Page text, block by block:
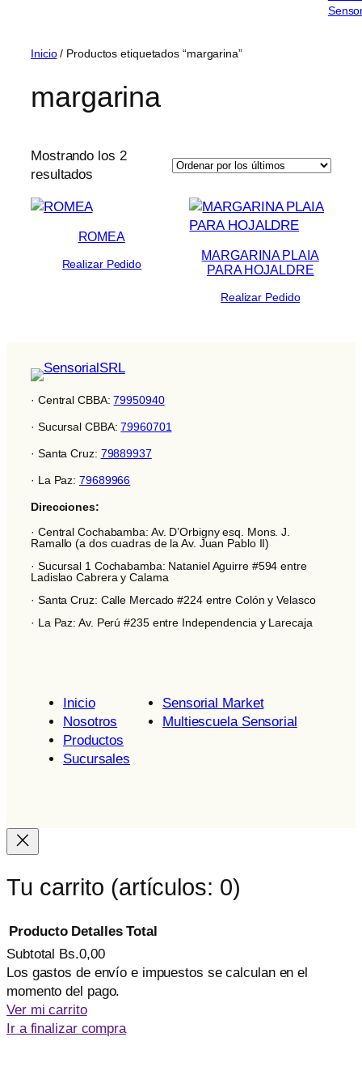
Inicio/ Productos etiquetados “margarina”
margarina
Mostrando los 2
resultados
los
últimos
ROMEA
Realizar Pedido
MARGARINA PLAIA
PARA HOJALDRE
Realizar Pedido
· Central CBBA:79950940
· Sucursal CBBA:79960701
· Santa Cruz: 79889937
· La Paz:79689966
Direcciones:
· Central Cochabamba: Av. D’Orbigny esq. Mons. J.
Ramallo (a dos cuadras de la Av. Juan Pablo II)
· Sucursal 1 Cochabamba: Nataniel Aguirre #594 entre
Ladislao Cabrera y Calama
· Santa Cruz: Calle Mercado #224 entre Colón y Velasco
· La Paz: Av. Perú #235 entre Independencia y Larecaja
Inicio
Nosotros
Productos
Sucursales
Sensorial Market
Multiescuela Sensorial
Tu carrito (artículos: 0)
Productos
del
carrito
Producto Detalles Total
Subtotal Bs.0,00
Los gastos de envío e impuestos se calculan en el
momento del pago.
Ver mi carrito
Ir a finalizar compra